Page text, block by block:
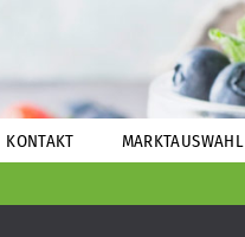
KONTAKT MARKTAUSWAHL